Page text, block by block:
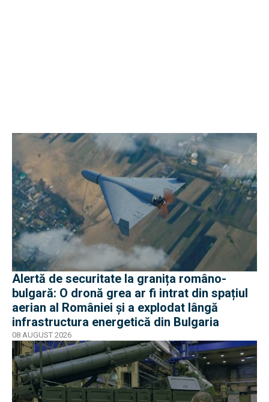
Alertă de securitate la granița româno-
bulgară: O dronă grea ar fi intrat din spațiul
aerian al României și a explodat lângă
infrastructura energetică din Bulgaria
08 AUGUST 2026